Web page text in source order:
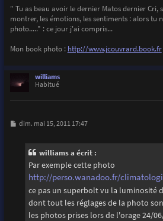
" Tu as beau avoir le dernier Matos dernier Cri,
montrer, les émotions, les sentiments : alors tu
photo....." : ce jour j'ai compris...
Mon book photo : http://www.jcouvrard.book.fr
williams
Habitué
M
dim. mai 15, 2011 17:47
williams a écrit :
Par exemple cette photo
http://perso.wanadoo.fr/
ce pas un superbolt vu la luminosité
dont tout les réglages de la photo
les photos prises lors de l'orage 24/